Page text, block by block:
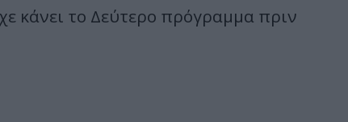
κάνει το Δεύτερο πρόγραμμα πριν